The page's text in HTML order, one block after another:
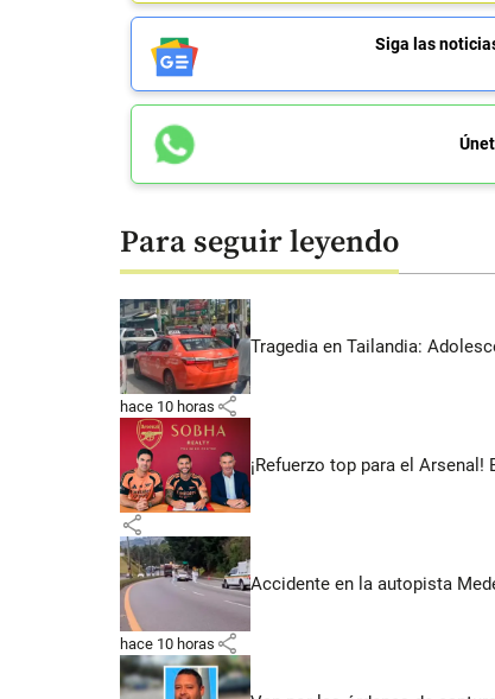
Siga las
Para seguir leyendo
Tragedia en Tailandia:
hace 10 horas share
¡Refuerzo top para el
share
Accidente en la autopista
hace 10 horas share